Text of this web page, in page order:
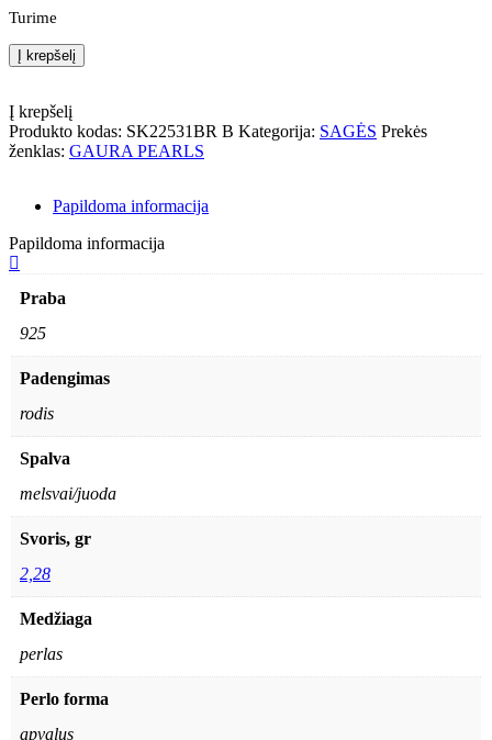
Turime
Į krepšelį
Į krepšelį
Produkto kodas: SK22531BR B Kategorija: SAGĖS Prekės
ženklas: GAURA PEARLS
Papildoma informacija
Papildoma informacija
Praba
925
Padengimas
rodis
Spalva
melsvai/juoda
Svoris, gr
2,28
Medžiaga
perlas
Perlo forma
apvalus